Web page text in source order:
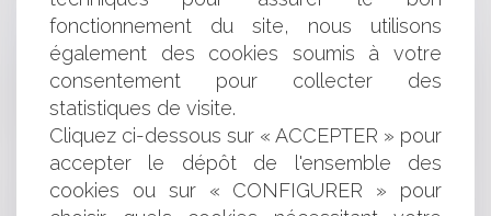
CONSULTATION PUBLIQUE SUR LA RÉFORME DE LA
RESPONSABILITÉ CIVILE : DONNEZ VOTRE AVIS!
DÉFAUT D’ENTRETIEN NORMAL ET PRÉSENCE D’UN
MASSIF DE FLEURS SUR L’ACCOTEMENT D’UNE ROUTE
DÉPARTEMENTALE ALTÉRANT LA VISIBILITÉ
REVIREMENT JURISPRUDENTIEL EN MATIÈRE
D’ACTION INDIVIDUELLE CONCERNANT LA PROPRIÉTÉ
OU LA JOUISSANCE D’UN LOT ?
PARRAINAGES, TEMPS DE PAROLE, OUVERTURE ET
fonctionnement du site, nous utilisons
également des cookies soumis à votre
consentement pour collecter des
statistiques de visite.
Cliquez ci-dessous sur « ACCEPTER » pour
accepter le dépôt de l'ensemble des
cookies ou sur « CONFIGURER » pour